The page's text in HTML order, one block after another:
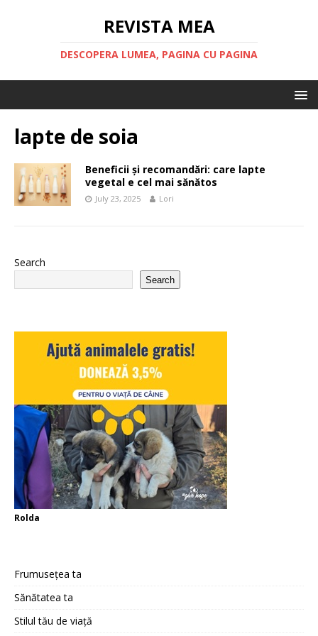
REVISTA MEA
DESCOPERA LUMEA, PAGINA CU PAGINA
lapte de soia
Beneficii și recomandări: care lapte
vegetal e cel mai sănătos
July 23, 2025 Lori
Search
Search
Rolda
Frumusețea ta
Sănătatea ta
Stilul tău de viață